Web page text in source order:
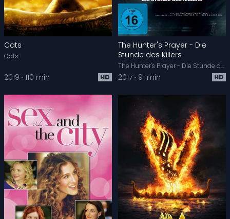
Cats
Cats
2019 110 min HD
The Hunter's Prayer - Die
Stunde des Killers
The Hunter's Prayer - Die Stunde des Killers
2017 91 min HD